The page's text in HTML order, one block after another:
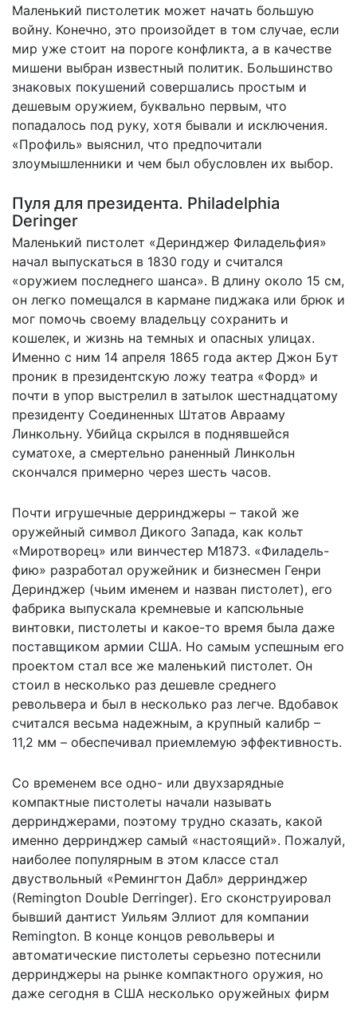
Маленький пистолетик может начать большую
войну. Конечно, это произойдет в том случае, если
мир уже стоит на пороге конфликта, а в качестве
мишени выбран известный политик. Большинство
знаковых покушений совершались простым и
дешевым оружием, буквально первым, что
попадалось под руку, хотя бывали и исключения.
«Профиль» выяснил, что предпочитали
злоумышленники и чем был обусловлен их выбор.
Пуля для президента. Philadelphia
Deringer
Маленький пистолет «Деринджер Филадельфия»
начал выпускаться в 1830 году и считался
«оружием последнего шанса». В длину около 15 см,
он легко помещался в кармане пиджака или брюк и
мог помочь своему владельцу сохранить и
кошелек, и жизнь на темных и опасных улицах.
Именно с ним 14 апреля 1865 года актер Джон Бут
проник в президентскую ложу театра «Форд» и
почти в упор выстрелил в затылок шестнадцатому
президенту Соединенных Штатов Аврааму
Линкольну. Убийца скрылся в поднявшейся
суматохе, а смертельно раненный Линкольн
скончался примерно через шесть часов.
Почти игрушечные дерринджеры – такой же
оружейный символ Дикого Запада, как кольт
«Миротворец» или винчестер М1873. «Филадель-
фию» разработал оружейник и бизнесмен Генри
Деринджер (чьим именем и назван пистолет), его
фабрика выпускала кремневые и капсюльные
винтовки, пистолеты и какое-то время была даже
поставщиком армии США. Но самым успешным его
проектом стал все же маленький пистолет. Он
стоил в несколько раз дешевле среднего
револьвера и был в несколько раз легче. Вдобавок
считался весьма надежным, а крупный калибр –
11,2 мм – обеспечивал приемлемую эффективность.
Со временем все одно- или двухзарядные
компактные пистолеты начали называть
дерринджерами, поэтому трудно сказать, какой
именно дерринджер самый «настоящий». Пожалуй,
наиболее популярным в этом классе стал
двуствольный «Ремингтон Дабл» дерринджер
(Remington Double Derringer). Его сконструировал
бывший дантист Уильям Эллиот для компании
Remington. В конце концов револьверы и
автоматические пистолеты серьезно потеснили
дерринджеры на рынке компактного оружия, но
даже сегодня в США несколько оружейных фирм